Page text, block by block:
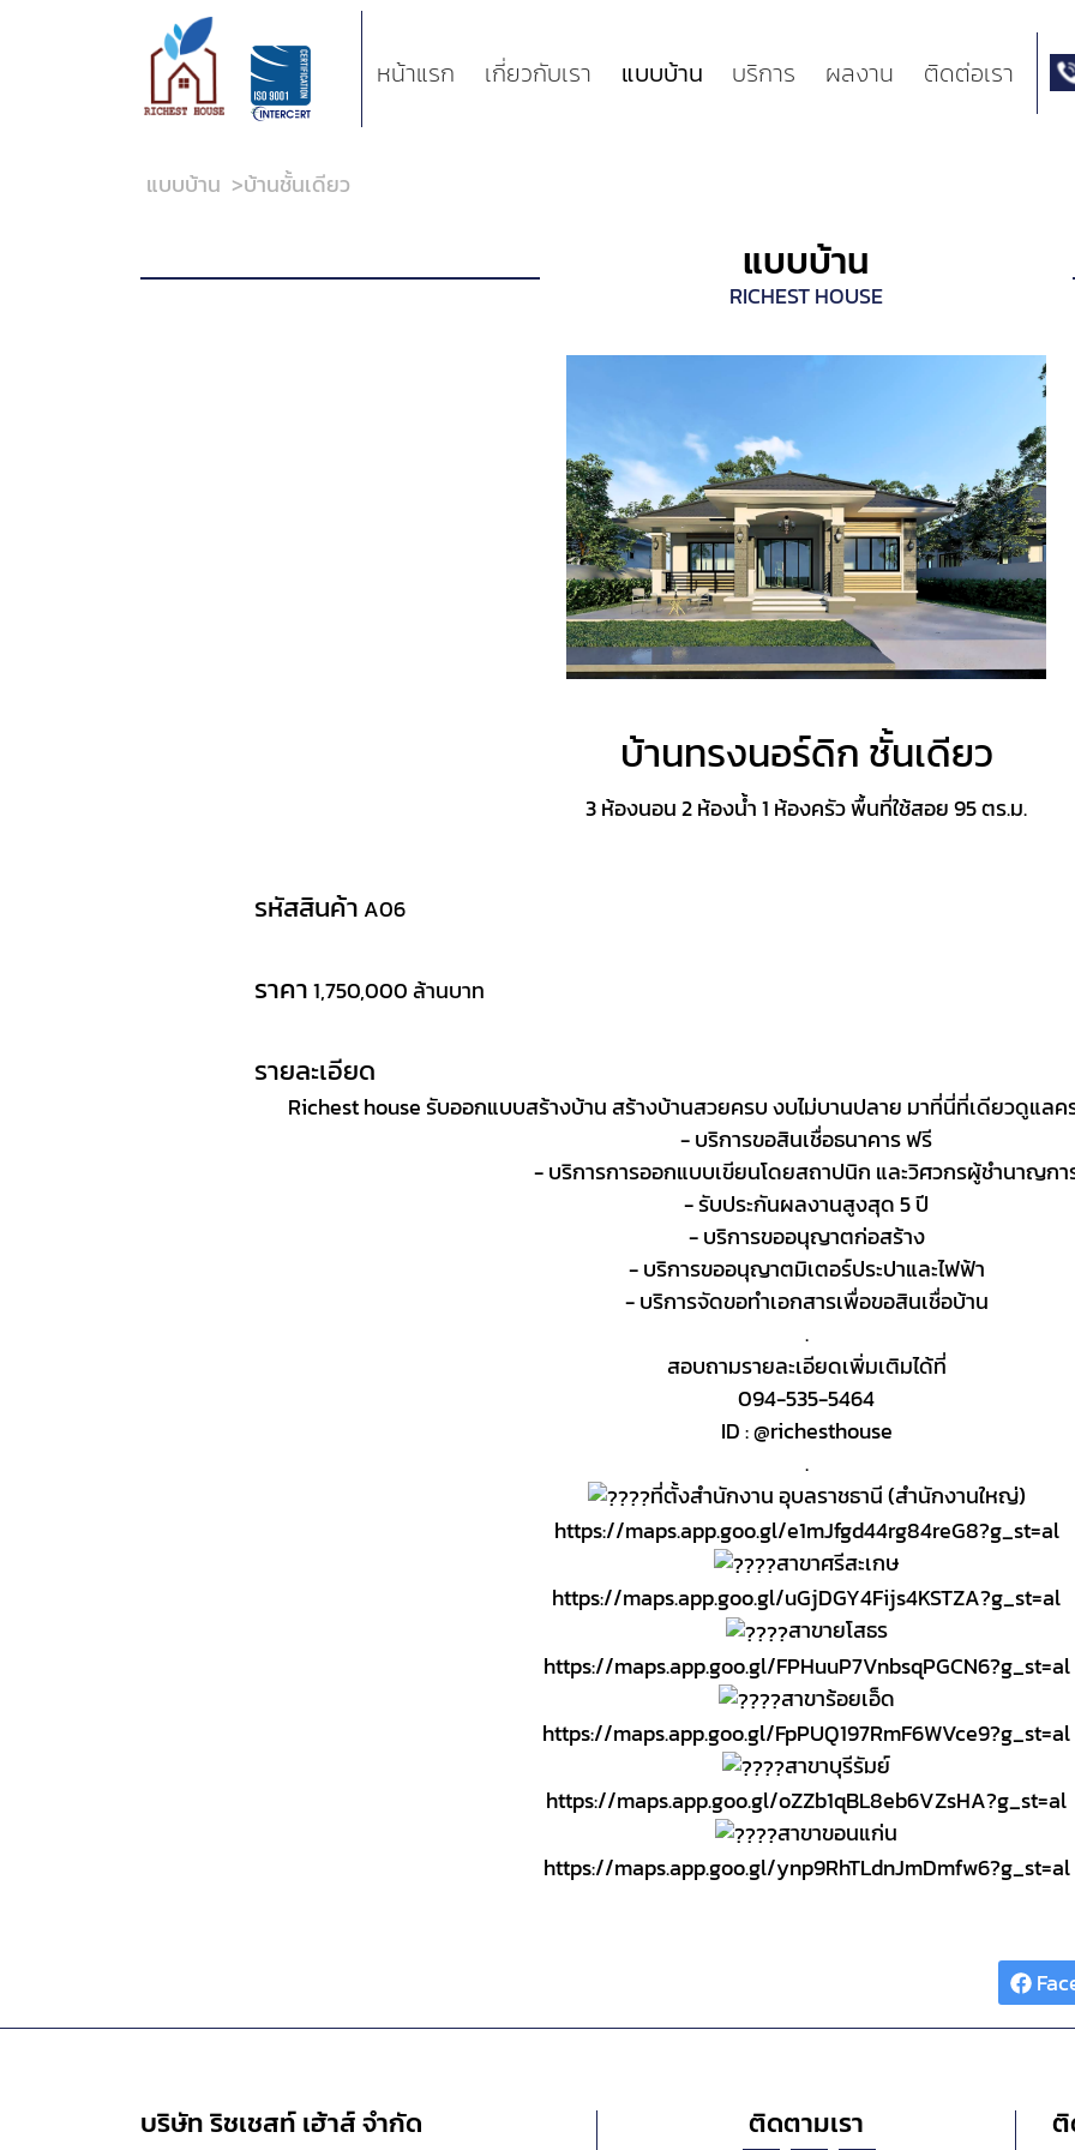
หน้าแรก เกี่ยวกับเรา แบบบ้าน บริการ ผลงาน ติดต่อเรา
แบบบ้าน >บ้านชั้นเดียว
แบบบ้าน
RICHEST HOUSE
บ้านทรงนอร์ดิก ชั้นเดียว
3 ห้องนอน 2 ห้องน้ำ 1 ห้องครัว พื้นที่ใช้สอย 95 ตร.ม.
รหัสสินค้า A06
ราคา1,750,000 ล้านบาท
รายละเอียด
Richest house รับออกแบบสร้างบ้าน สร้างบ้านสวยครบ งบไม่บานปลาย มาที่นี่ที่เดียวดูแลค
- บริการขอสินเชื่อธนาคาร ฟรี
- บริการการออกแบบเขียนโดยสถาปนิก และวิศวกรผู้ชำนาญกา
- รับประกันผลงานสูงสุด 5 ปี
- บริการขออนุญาตก่อสร้าง
- บริการขออนุญาตมิเตอร์ประปาและไฟฟ้า
- บริการจัดขอทำเอกสารเพื่อขอสินเชื่อบ้าน
.
สอบถามรายละเอียดเพิ่มเติมได้ที่
094-535-5464
ID : @richesthouse
.
ที่ตั้งสำนักงาน อุบลราชธานี (สำนักงานใหญ่)
https://maps.app.goo.gl/e1mJfgd44rg84reG8?g_st=al
สาขาศรีสะเกษ
https://maps.app.goo.gl/uGjDGY4Fijs4KSTZA?g_st=al
สาขายโสธร
https://maps.app.goo.gl/FPHuuP7VnbsqPGCN6?g_st=al
สาขาร้อยเอ็ด
https://maps.app.goo.gl/FpPUQ197RmF6WVce9?g_st=al
สาขาบุรีรัมย์
https://maps.app.goo.gl/oZZb1qBL8eb6VZsHA?g_st=al
สาขาขอนแก่น
https://maps.app.goo.gl/ynp9RhTLdnJmDmfw6?g_st=al
บริษัท ริชเชสท์ เฮ้าส์ จำกัด
ติดตามเรา ติ